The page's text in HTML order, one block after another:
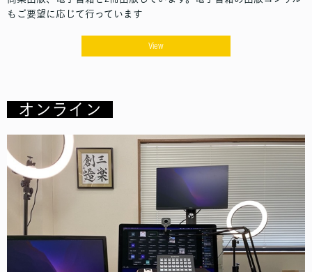
もご要望に応じて行っています
View
オンライン